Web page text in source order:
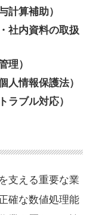
計算補助）
社内資料の取扱
理）
人情報保護法）
ラブル対応）
支える重要な業
確な数値処理能